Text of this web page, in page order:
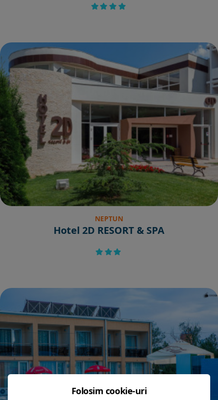
NEPTUN
Hotel 2D RESORT & SPA
Folosim cookie-uri